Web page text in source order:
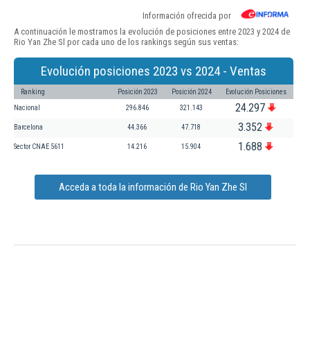
Información ofrecida por
A continuación le mostramos la evolución de posiciones entre 2023 y 2024 de
Rio Yan Zhe Sl por cada uno de los rankings según sus ventas:
Evolución posiciones 2023 vs 2024 - Ventas
Ranking Posición 2023 Posición 2024 Evolución Posiciones
Nacional 296.846 321.143 24.297
Barcelona 44.366 47.718 3.352
Sector CNAE 5611 14.216 15.904 1.688
Acceda a toda la información de Rio Yan Zhe Sl